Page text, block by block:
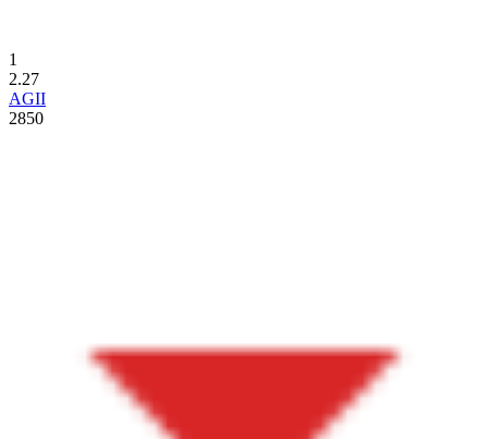
1
2.27
AGII
2850